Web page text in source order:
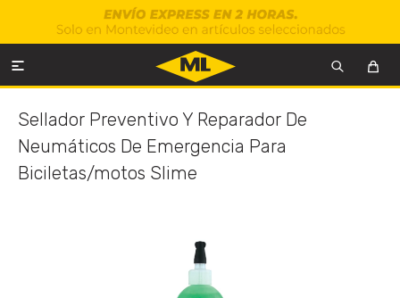

Sellador Preventivo Y Reparador De
Neumáticos De Emergencia Para
Biciletas/motos Slime